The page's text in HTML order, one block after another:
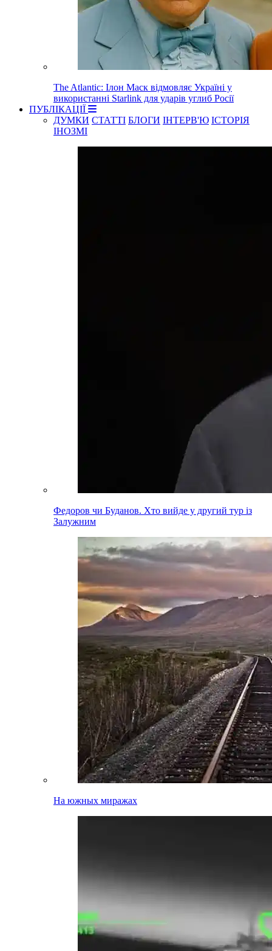
The Atlantic: Ілон Маск відмовляє Україні у
використанні Starlink для ударів углиб Росії
ПУБЛІКАЦІЇ
ДУМКИ СТАТТІ БЛОГИ ІНТЕРВ'Ю ІСТОРІЯ
ІНОЗМІ
Федоров чи Буданов. Хто вийде у другий тур із
Залужним
На южных миражах